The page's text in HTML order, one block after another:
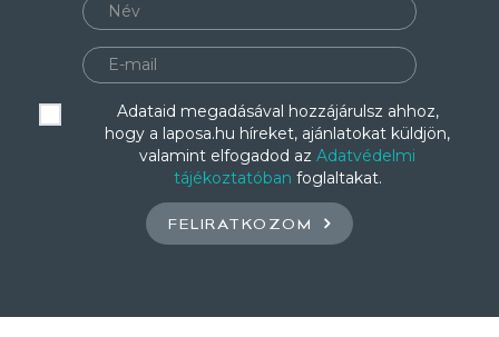
Adataid megadásával hozzájárulsz ahhoz,
hogy a laposa.hu híreket, ajánlatokat küldjön,
valamint elfogadod az Adatvédelmi
tájékoztatóban foglaltakat.
FELIRATKOZOM